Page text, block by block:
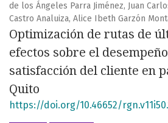
de los Ángeles Parra Jiménez, Juan
Castro Analuiza, Alice Ibeth Garzón
Optimización de rutas de
efectos sobre el
satisfacción del cliente en
Quito
https://doi.org/10.46652/